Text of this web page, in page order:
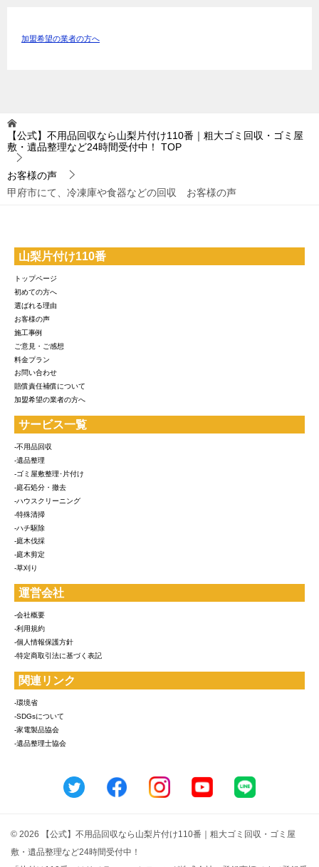
加盟希望の業者の方へ
【公式】不用品回収なら山梨片付け110番｜粗大ゴミ回収・ゴミ屋
敷・遺品整理など24時間受付中！
TOP
お客様の声
甲府市にて、冷凍庫や食器などの回収 お客様の声
山梨片付け110番
トップページ
初めての方へ
選ばれる理由
お客様の声
施工事例
ご意見・ご感想
料金プラン
お問い合わせ
賠償責任補償について
加盟希望の業者の方へ
サービス一覧
-不用品回収
-遺品整理
-ゴミ屋敷整理･片付け
-庭石処分・撤去
-ハウスクリーニング
-特殊清掃
-ハチ駆除
-庭木伐採
-庭木剪定
-草刈り
運営会社
-会社概要
-利用規約
-個人情報保護方針
-特定商取引法に基づく表記
関連リンク
-環境省
-SDGsについて
-家電製品協会
-遺品整理士協会
© 2026 【公式】不用品回収なら山梨片付け110番｜粗大ゴミ回収・ゴミ屋
敷・遺品整理など24時間受付中！